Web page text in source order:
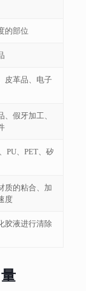
的部位
皮革品、电子
、假牙加工、
PU、PET、矽
质的粘合、加
度
胶液进行清除